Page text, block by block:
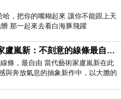
，把你的嘴糊起來 讓你不能跟上天
那一起來去看白海豚飛躍
當代藝術家盧嵐新：不刻意的線條最自由，讓色彩流動、筆觸自己說話
條，最自由 當代藝術家盧嵐新在此
與奔放氣息的抽象新作中，以大膽的
色畫布上揮灑、壓印與流淌